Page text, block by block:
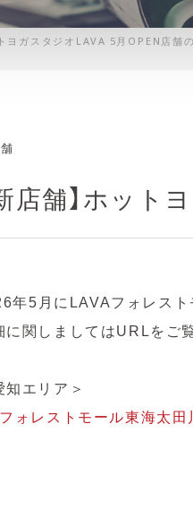
トヨガスタジオLAVA 5月OPEN店舗
店舗】ホッ
年5月にLAVAフォレスト
に関しましてはURLをご
知エリア＞
ォレストモール東海太